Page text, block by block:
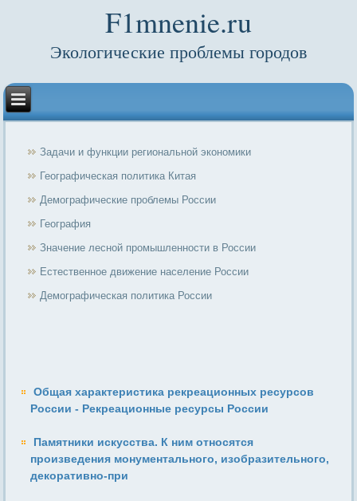
F1mnenie.ru
Экологические проблемы городов
Задачи и функции региональной экономики
Географическая политика Китая
Демографические проблемы России
География
Значение лесной промышленности в России
Естественное движение население России
Демографическая политика России
Общая характеристика рекреационных ресурсов
России - Рекреационные ресурсы России
Памятники искусства. К ним относятся
произведения монументального, изобразительного,
декоративно-при